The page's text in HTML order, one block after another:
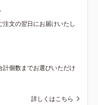
文の翌日にお届けいたし
個数までお選びいただけ
詳しくはこちら